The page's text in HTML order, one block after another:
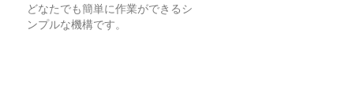
どなたでも簡単に作業ができるシ
ンプルな機構です。